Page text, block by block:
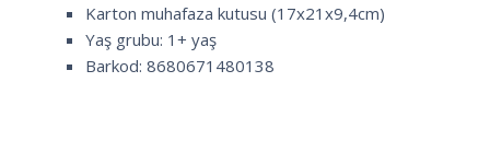
Karton muhafaza kutusu (17x21x9,4cm)
Yaş grubu: 1+ yaş
Barkod: 8680671480138